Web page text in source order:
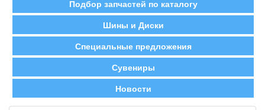
Подбор запчастей по каталогу
Шины и Диски
Специальные предложения
Сувениры
Новости